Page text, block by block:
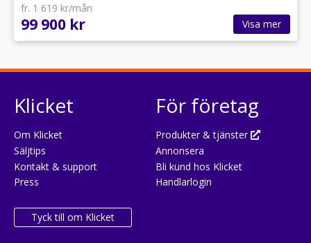
fr. 1 619 kr/mån
99 900 kr Visa mer
Klicket
Om Klicket
Säljtips
Kontakt & support
Press
Tyck till om Klicket
För företag
Produkter & tjänster
Annonsera
Bli kund hos Klicket
Handlarlogin